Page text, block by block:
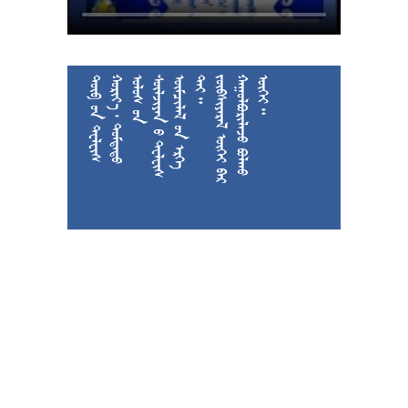

































































  






































 